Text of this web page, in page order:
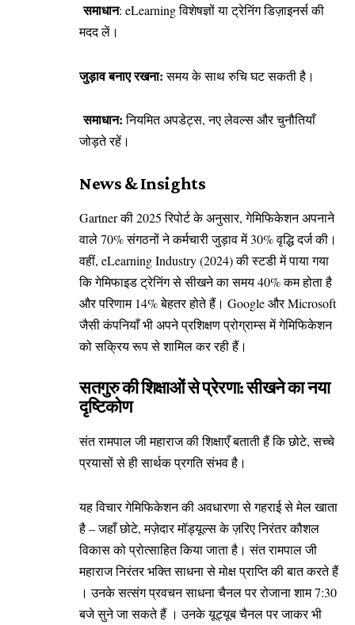
समाधान: eLearning विशेषज्ञों या ट्रेनिंग डिज़ाइनर्स की
मदद लें।
जुड़ाव बनाए रखना:समय के साथ रुचि घट सकती है।
समाधान:नियमित अपडेट्स, नए लेवल्स और चुनौतियाँ
जोड़ते रहें।
News & Insights
Gartner की 2025 रिपोर्ट के अनुसार, गेमिफिकेशन अपनाने
वाले 70% संगठनों ने कर्मचारी जुड़ाव में 30% वृद्धि दर्ज की।
वहीं, eLearning Industry (2024) की स्टडी में पाया गया
कि गेमिफाइड ट्रेनिंग से सीखने का समय 40% कम होता है
और परिणाम 14% बेहतर होते हैं। Google और Microsoft
जैसी कंपनियाँ भी अपने प्रशिक्षण प्रोग्राम्स में गेमिफिकेशन
को सक्रिय रूप से शामिल कर रही हैं।
सतगुरु की शिक्षाओं से प्रेरणा: सीखने का नया
दृष्टिकोण
संत रामपाल जी महाराज की शिक्षाएँ बताती हैं कि छोटे, सच्चे
प्रयासों से ही सार्थक प्रगति संभव है।
यह विचार गेमिफिकेशन की अवधारणा से गहराई से मेल खाता
है – जहाँ छोटे, मज़ेदार मॉड्यूल्स के ज़रिए निरंतर कौशल
विकास को प्रोत्साहित किया जाता है। संत रामपाल जी
महाराज निरंतर भक्ति साधना से मोक्ष प्राप्ति की बात करते हैं
। उनके सत्संग प्रवचन साधना चैनल पर रोजाना शाम 7:30
बजे सुने जा सकते हैं । उनके यूट्यूब चैनल पर जाकर भी